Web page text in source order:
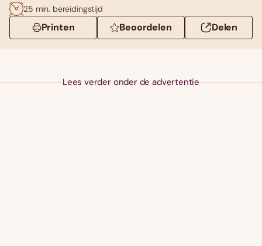
25 min. bereidingstijd
Printen Beoordelen Delen
Lees verder onder de advertentie